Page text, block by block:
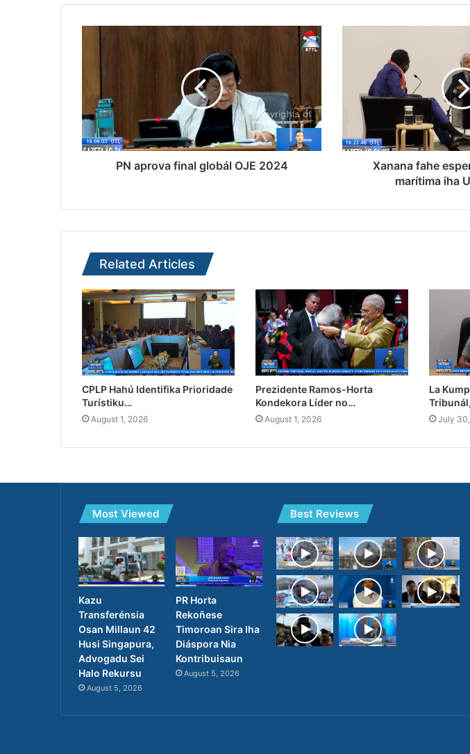
PN aprova final globál OJE 2024
Xanana fahe
marítima iha
Related Articles
CPLP Hahú Identifika Prioridade
Turístiku…
August 1, 2026
Prezidente Ramos-Horta
Kondekora Líder no…
August 1, 2026
La
July
Most Viewed
Kazu
Transferénsia
Osan Millaun 42
Husi Singapura,
Advogadu Sei
Halo Rekursu
August 5, 2026
PR Horta
Rekoñese
Timoroan Sira Iha
Diáspora Nia
Kontribuisaun
August 5, 2026
Best Reviews